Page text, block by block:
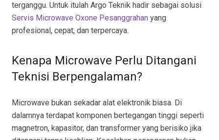
terganggu. Untuk itulah Argo Teknik hadir sebagai solusi
Servis Microwave Oxone Pesanggrahan yang
profesional, cepat, dan terpercaya.
Kenapa Microwave Perlu Ditangani
Teknisi Berpengalaman?
Microwave bukan sekadar alat elektronik biasa. Di
dalamnya terdapat komponen bertegangan tinggi seperti
magnetron, kapasitor, dan transformer yang berisiko jika